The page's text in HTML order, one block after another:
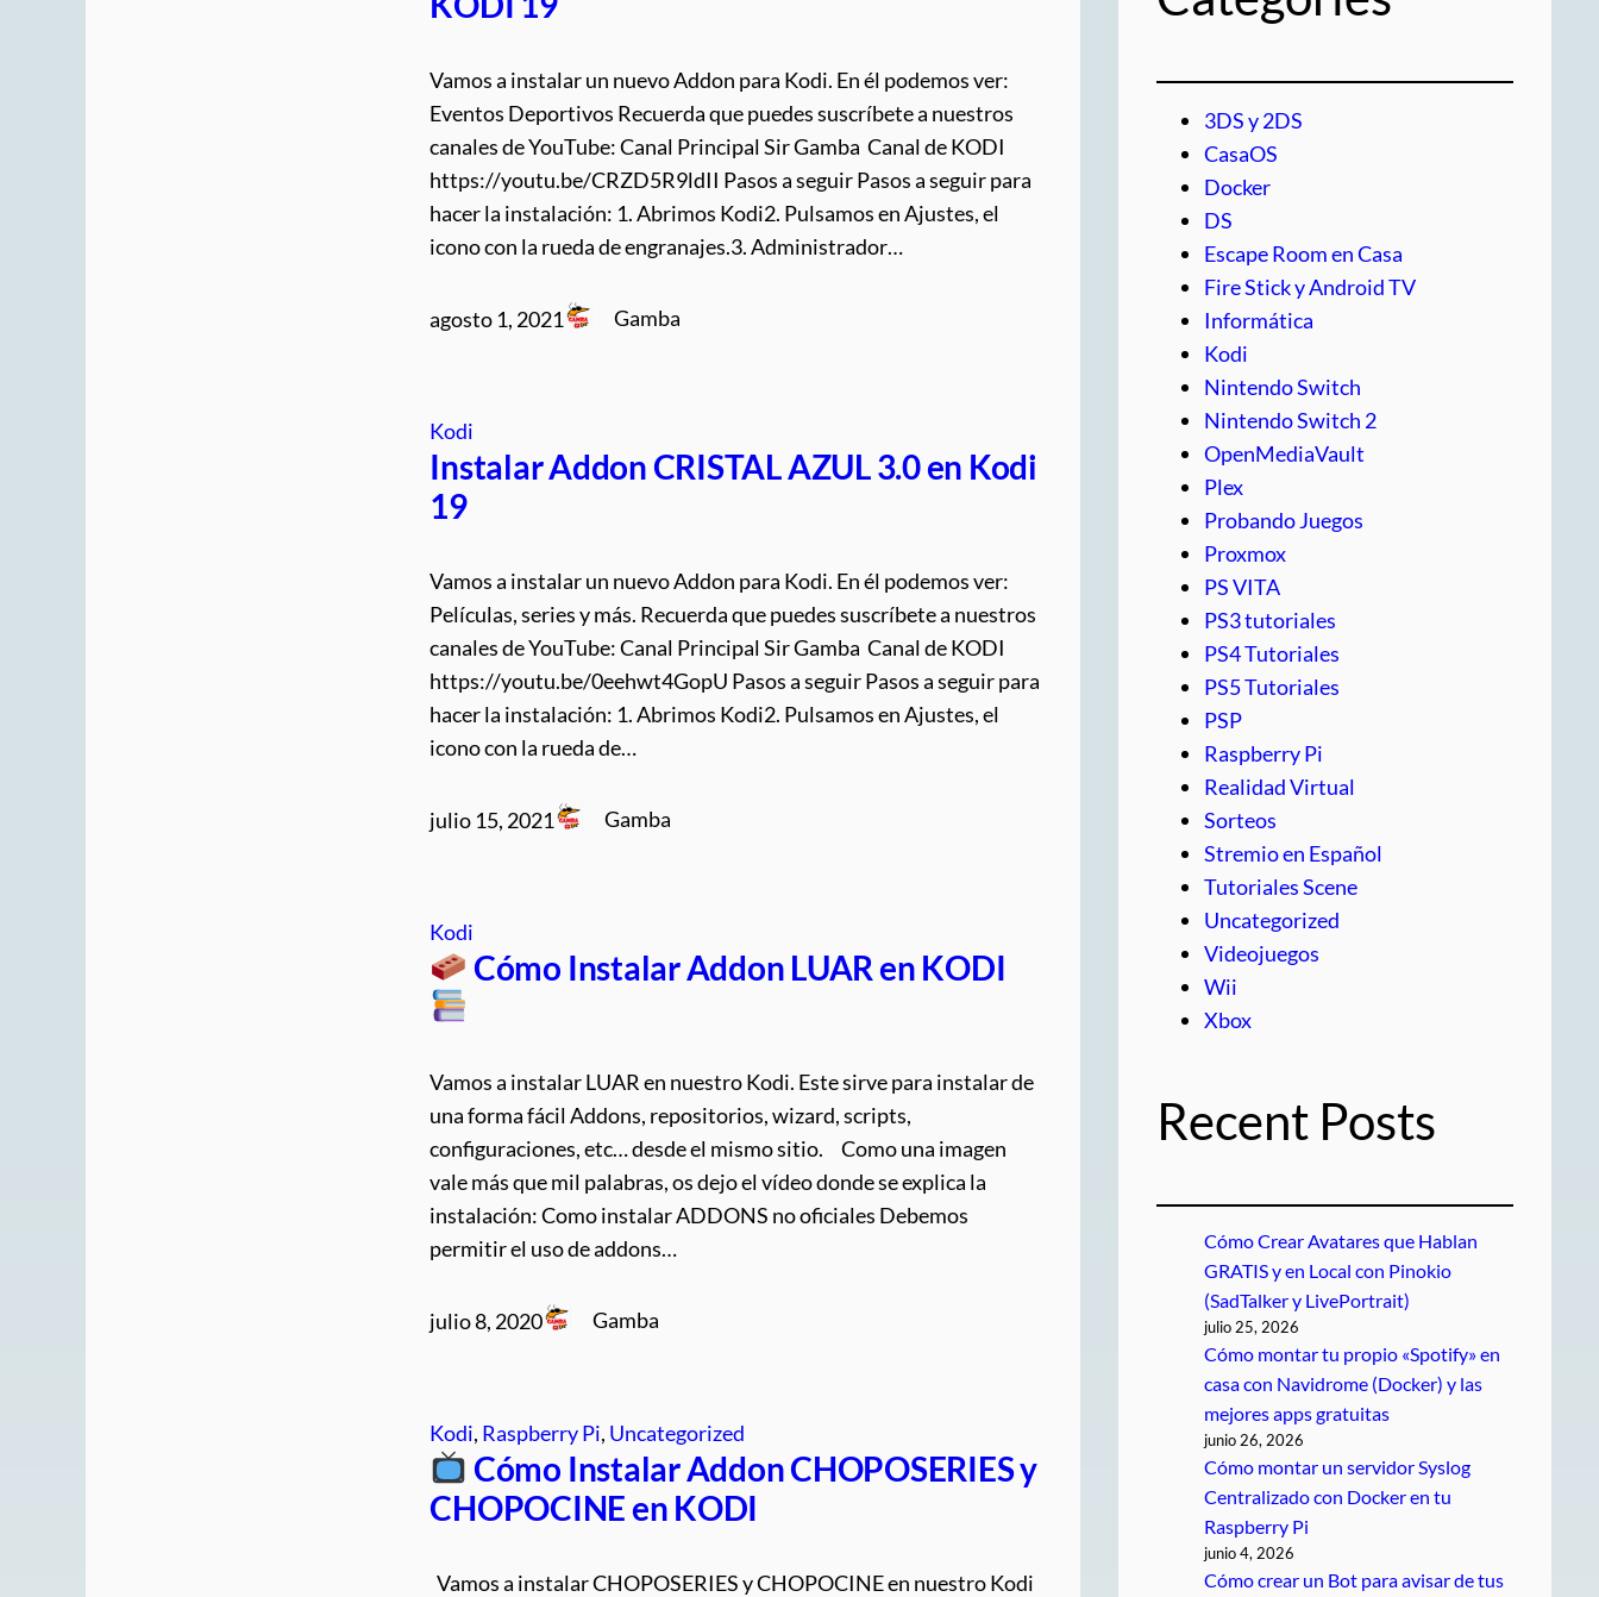
Vamos a instalar un nuevo Addon para Kodi. En él podemos ver:
Eventos Deportivos Recuerda que puedes suscríbete a nuestros
canales de YouTube: Canal Principal Sir Gamba Canal de KODI
https://youtu.be/CRZD5R9ldII Pasos a seguir Pasos a seguir para
hacer la instalación: 1. Abrimos Kodi2. Pulsamos en Ajustes, el
icono con la rueda de engranajes.3. Administrador…
agosto 1, 2021 Gamba
Kodi
Instalar Addon CRISTAL AZUL 3.0 en Kodi
19
Vamos a instalar un nuevo Addon para Kodi. En él podemos ver:
Películas, series y más. Recuerda que puedes suscríbete a nuestros
canales de YouTube: Canal Principal Sir Gamba Canal de KODI
https://youtu.be/0eehwt4GopU Pasos a seguir Pasos a seguir para
hacer la instalación: 1. Abrimos Kodi2. Pulsamos en Ajustes, el
icono con la rueda de…
julio 15, 2021 Gamba
Kodi
Cómo Instalar Addon LUAR en KODI
Vamos a instalar LUAR en nuestro Kodi. Este sirve para instalar de
una forma fácil Addons, repositorios, wizard, scripts,
configuraciones, etc… desde el mismo sitio. Como una imagen
vale más que mil palabras, os dejo el vídeo donde se explica la
instalación: Como instalar ADDONS no oficiales Debemos
permitir el uso de addons…
julio 8, 2020 Gamba
Kodi, Raspberry Pi, Uncategorized
Cómo Instalar Addon CHOPOSERIES y
CHOPOCINE en KODI
Vamos a instalar CHOPOSERIES y CHOPOCINE en nuestro Kodi
3DS y 2DS
CasaOS
Docker
DS
Escape Room en Casa
Fire Stick y Android TV
Informática
Kodi
Nintendo Switch
Nintendo Switch 2
OpenMediaVault
Plex
Probando Juegos
Proxmox
PS VITA
PS3 tutoriales
PS4 Tutoriales
PS5 Tutoriales
PSP
Raspberry Pi
Realidad Virtual
Sorteos
Stremio en Español
Tutoriales Scene
Uncategorized
Videojuegos
Wii
Xbox
Recent Posts
Cómo Crear Avatares que Hablan
GRATIS y en Local con Pinokio
(SadTalker y LivePortrait)
julio 25, 2026
Cómo montar tu propio «Spotify» en
casa con Navidrome (Docker) y las
mejores apps gratuitas
junio 26, 2026
Cómo montar un servidor Syslog
Centralizado con Docker en tu
Raspberry Pi
junio 4, 2026
Cómo crear un Bot para avisar de tus